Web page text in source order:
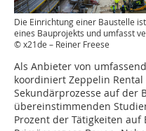
Die Einrichtung einer Baustelle
eines Bauprojekts und umfasst
© x21de – Reiner Freese
Als Anbieter von
koordiniert Zeppelin
Sekundärprozesse auf der
übereinstimmenden
Prozent der Tätigkeiten auf